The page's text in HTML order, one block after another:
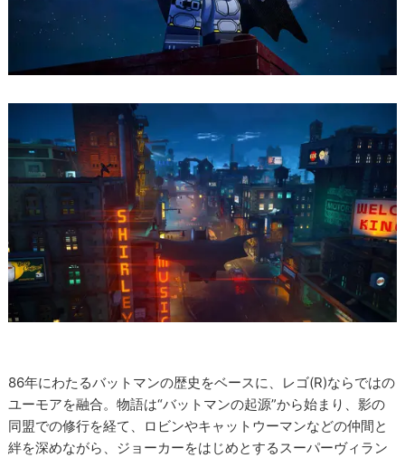
86年にわたるバットマンの歴史をベースに、レゴ(R)ならではの
ユーモアを融合。物語は“バットマンの起源”から始まり、影の
同盟での修行を経て、ロビンやキャットウーマンなどの仲間と
絆を深めながら、ジョーカーをはじめとするスーパーヴィラン